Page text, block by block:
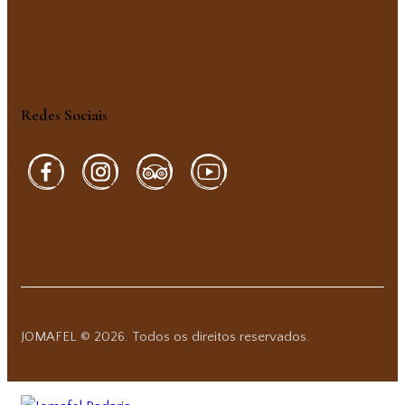
Redes Sociais
JOMAFEL © 2026. Todos os direitos reservados.